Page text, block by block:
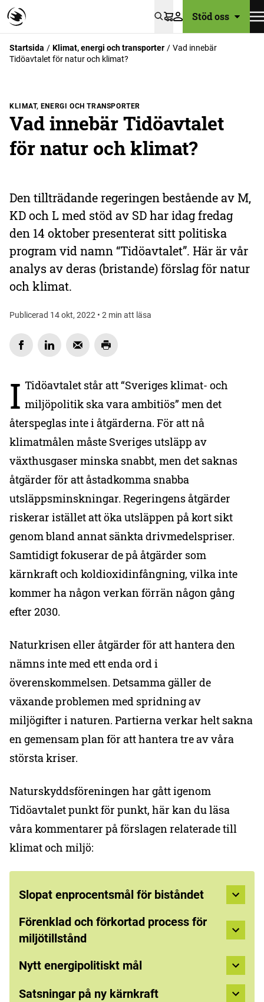
VarukorgStöd oss
Startsida Klimat, energi och transporter
Vad innebär
Tidöavtalet för natur och klimat?
KLIMAT, ENERGI OCH TRANSPORTER
Vad innebär Tidöavtalet
för natur och klimat?
Den tillträdande regeringen bestående av M,
KD och L med stöd av SD har idag fredag
den 14 oktober presenterat sitt politiska
program vid namn “Tidöavtalet”. Här är vår
analys av deras (bristande) förslag för natur
och klimat.
Publicerad 14 okt, 2022 • 2 min att läsa
I Tidöavtalet står att “Sveriges klimat- och
miljöpolitik ska vara ambitiös” men det
återspeglas inte i åtgärderna. För att nå
klimatmålen måste Sveriges utsläpp av
växthusgaser minska snabbt, men det saknas
åtgärder för att åstadkomma snabba
utsläppsminskningar. Regeringens åtgärder
riskerar istället att öka utsläppen på kort sikt
genom bland annat sänkta drivmedelspriser.
Samtidigt fokuserar de på åtgärder som
kärnkraft och koldioxidinfångning, vilka inte
kommer ha någon verkan förrän någon gång
efter 2030.
Naturkrisen eller åtgärder för att hantera den
nämns inte med ett enda ord i
överenskommelsen. Detsamma gäller de
växande problemen med spridning av
miljögifter i naturen. Partierna verkar helt sakna
en gemensam plan för att hantera tre av våra
största kriser.
Naturskyddsföreningen har gått igenom
Tidöavtalet punkt för punkt, här kan du läsa
våra kommentarer på förslagen relaterade till
klimat och miljö:
Slopat enprocentsmål för biståndet
Förenklad och förkortad process för
miljötillstånd
Nytt energipolitiskt mål
Satsningar på ny kärnkraft